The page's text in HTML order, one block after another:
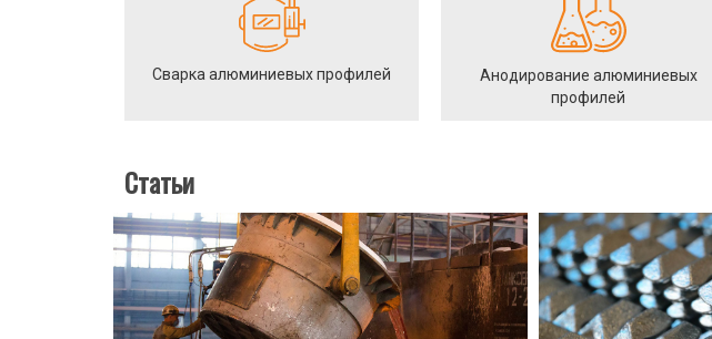
Сварка алюминиевых профилей
Анодирование алюминиевых
профилей
Статьи